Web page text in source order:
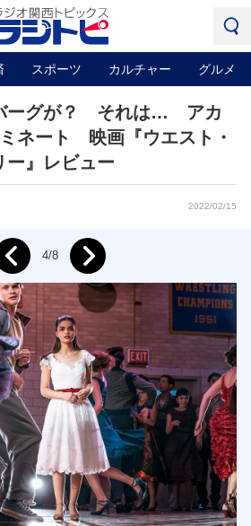
スポーツ カルチャー グルメ
ーグが？ それは… アカ
ネート 映画『ウエスト・
ー』レビュー
2022/02/15
4/8 Next